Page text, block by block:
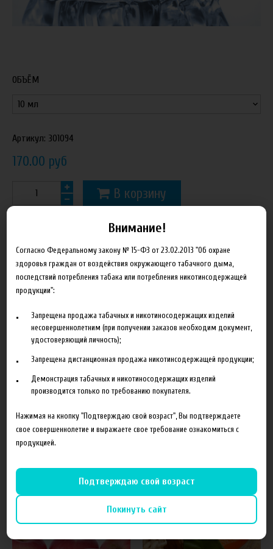
ОБЪЁМ
Артикул: 301094
170.00 руб
В корзину
Характеристики Отзывы
Объем
10 мл
Гарантия
б/г
Похожие товары
Внимание!
Согласно Федеральному закону № 15-ФЗ от 23.02.2013 "Об охране
здоровья граждан от воздействия окружающего табачного дыма,
последствий потребления табака или потребления никотинсодержащей
продукции":
Запрещена продажа табачных и никотиносодержащих изделий
несовершеннолетним (при получении заказов необходим документ,
удостоверяющий личность);
Запрещена дистанционная продажа никотинсодержащей продукции;
Демонстрация табачных и никотиносодержащих изделий
производится только по требованию покупателя.
Нажимая на кнопку "Подтверждаю свой возраст", Вы подтверждаете
свое совершеннолетие и выражаете свое требование ознакомиться с
продукцией.
Подтверждаю свой возраст
Покинуть сайт